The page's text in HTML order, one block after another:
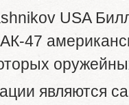
USA
47
являются